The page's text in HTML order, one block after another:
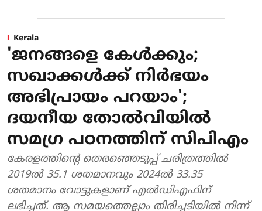
Kerala
'ജനങ്ങളെ കേള്‍ക്കും;
സഖാക്കള്‍ക്ക് നിര്‍ഭയം
അഭിപ്രായം പറയാം';
ദയനീയ തോല്‍വിയില്‍
സമഗ്ര പഠനത്തിന് സിപിഎം
കേരളത്തിന്റെ തെരഞ്ഞെടുപ്പ് ചരിത്രത്തില്‍
2019ല്‍ 35.1 ശതമാനവും 2024ല്‍ 33.35
ശതമാനം വോട്ടുകളാണ് എല്‍ഡിഎഫിന്
ലഭിച്ചത്. ആ സമയത്തെല്ലാം തിരിച്ചടിയില്‍ നിന്ന്